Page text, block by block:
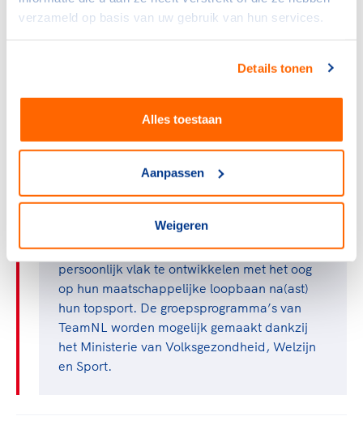
verzameld op basis van uw gebruik van hun services.
Details tonen
Alles toestaan
Aanpassen
Weigeren
Groepsprogramma's
huidige en recent gestopte topsporters
kunnen deelnemen. Zo starten komende
week tien TeamNL’ers aan het
besturen en ontvingen afgelopen maand elf
topsporters hun certificaat na afronding van
TeamNL | (Her)ken jezelf.
Met deze en andere groepsprogramma’s
krijgen topsporters de kans om zich op
persoonlijk vlak te ontwikkelen met het oog
op hun maatschappelijke loopbaan na(ast)
hun topsport. De groepsprogramma’s van
TeamNL worden mogelijk gemaakt dankzij
het Ministerie van Volksgezondheid, Welzijn
en Sport.